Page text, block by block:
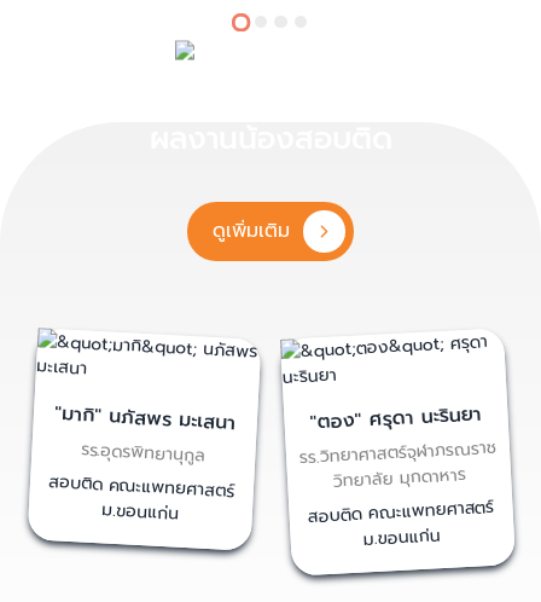
ดูเพิ่มเติม
"มากิ" นภัสพร มะเสนา
รร.อุดรพิทยานุกูล
สอบติด คณะแพทยศาสตร์
ม.ขอนแก่น
"ตอง" ศรุดา นะรินยา
รร.วิทยาศาสตร์จุฬาภรณราช
วิทยาลัย มุกดาหาร
สอบติด คณะแพทยศาสตร์
ม.ขอนแก่น